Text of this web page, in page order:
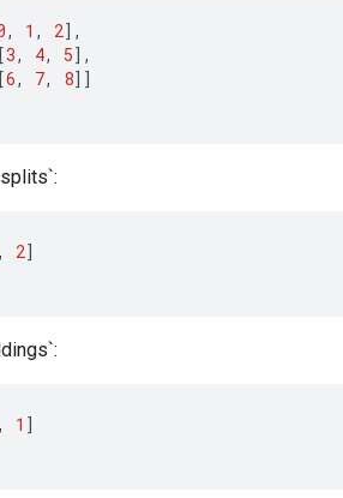
, 1 , 2],
[3, 4, 5],
[6, 7, 8]]
, 2]
, 1 ]